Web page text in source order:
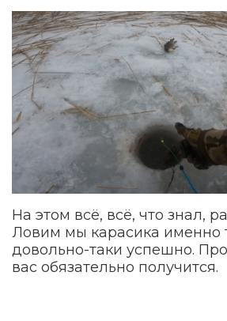
На этом всё, всё, что знал,
Ловим мы карасика именно
довольно-таки успешно.
вас обязательно получится.